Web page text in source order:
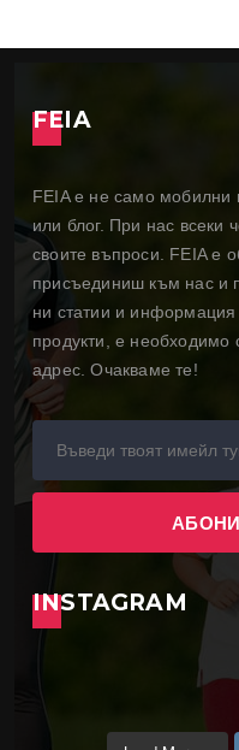
FEIA
FEIA е не само мобилни
или блог. При нас всеки
своите въпроси. FEIA е
присъединиш към нас и
ни статии и информация
продукти, е
адрес. Очакваме те!
INSTAGRAM